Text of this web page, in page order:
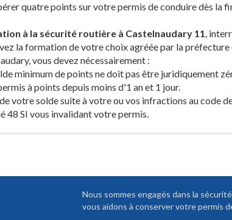
quatre points sur votre permis de conduire dès la
à la sécurité routière à Castelnaudary 11,
la formation de votre choix agréée par la préfecture
vous devez nécessairement :
minimum de points ne doit pas être juridiquement
à points depuis moins d'1 an et 1 jour.
votre solde suite à votre ou vos infractions au code
48 SI vous invalidant votre permis.
Nous sommes engagés dans la
vous aidons à conserver votre permis